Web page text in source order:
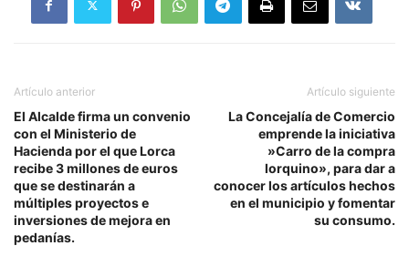
Artículo anterior
El Alcalde firma un convenio
con el Ministerio de
Hacienda por el que Lorca
recibe 3 millones de euros
que se destinarán a
múltiples proyectos e
inversiones de mejora en
pedanías.
Artículo siguiente
La Concejalía de Comercio
emprende la iniciativa
»Carro de la compra
lorquino», para dar a
conocer los artículos hechos
en el municipio y fomentar
su consumo.